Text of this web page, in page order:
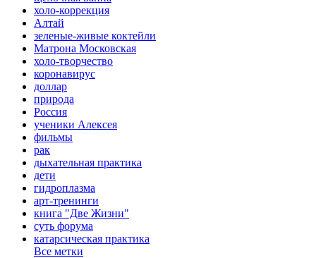
холо-коррекция
Алтай
зеленые-живые коктейли
Матрона Московская
холо-творчество
коронавирус
доллар
природа
Россия
ученики Алексея
фильмы
рак
дыхательная практика
дети
гидроплазма
арт-тренинги
книга "Две Жизни"
суть форума
катарсическая практика
Все метки